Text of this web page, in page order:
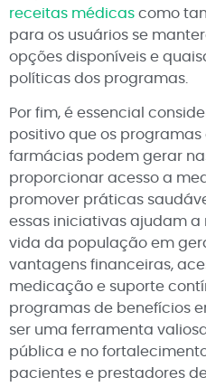
receitas médicas como
para os usuários se
opções disponíveis e
políticas dos programas.
Por fim, é essencial
positivo que os
farmácias podem gerar
proporcionar acesso a
promover práticas
essas iniciativas ajudam
vida da população em
vantagens financeiras,
medicação e suporte
programas de benefícios
ser uma ferramenta
pública e no
pacientes e prestadores